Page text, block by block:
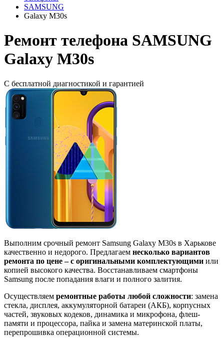
SAMSUNG
Galaxy M30s
Ремонт телефона SAMSUNG
Galaxy M30s
С бесплатной диагностикой и гарантией
Выполним срочный ремонт Samsung Galaxy M30s в Харькове
качественно и недорого. Предлагаем несколько вариантов
ремонта по цене – с оригинальными комплектующими или
копией высокого качества. Восстанавливаем смартфоны
Samsung после попадания влаги и полного залития.
Осуществляем ремонтные работы любой сложности: замена
стекла, дисплея, аккумуляторной батареи (АКБ), корпусных
частей, звуковых кодеков, динамика и микрофона, флеш-
памяти и процессора, пайка и замена материнской платы,
перепрошивка операционной системы.